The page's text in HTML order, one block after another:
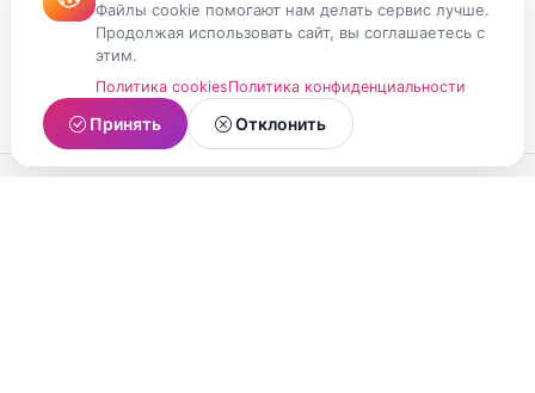
Файлы cookie помогают нам делать сервис лучше.
Продолжая использовать сайт, вы соглашаетесь с
этим.
Политика cookiesПолитика конфиденциальности
Принять Отклонить